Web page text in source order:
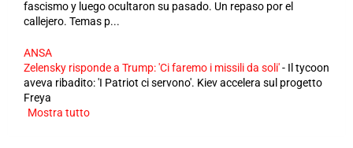
fascismo y luego ocultaron su pasado. Un repaso por el
callejero. Temas p...
ANSA
Zelensky risponde a Trump: 'Ci faremo i missili da soli'- Il tycoon
aveva ribadito: 'I Patriot ci servono'. Kiev accelera sul progetto
Freya
Mostra tutto